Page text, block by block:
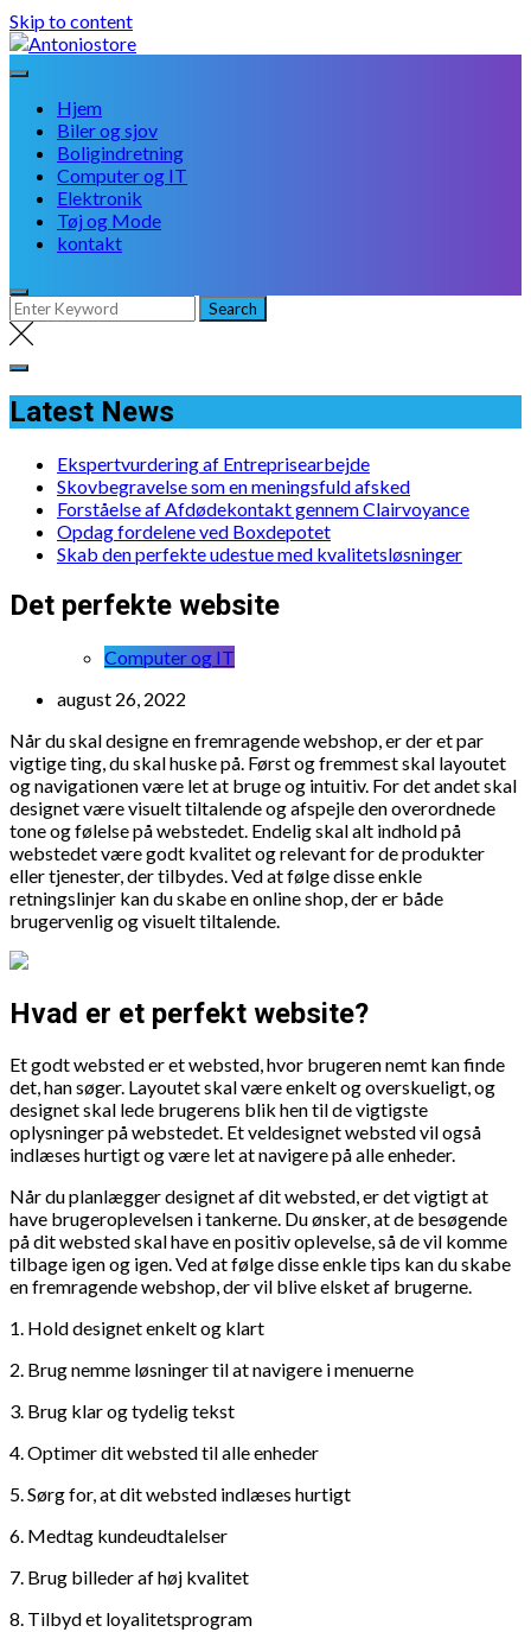
Skip to content
Hjem
Biler og sjov
Boligindretning
Computer og IT
Elektronik
Tøj og Mode
kontakt
Latest News
Ekspertvurdering af Entreprisearbejde
Skovbegravelse som en meningsfuld afsked
Forståelse af Afdødekontakt gennem Clairvoyance
Opdag fordelene ved Boxdepotet
Skab den perfekte udestue med kvalitetsløsninger
Det perfekte website
Computer og IT
august 26, 2022
Når du skal designe en fremragende webshop, er der et par
vigtige ting, du skal huske på. Først og fremmest skal layoutet
og navigationen være let at bruge og intuitiv. For det andet skal
designet være visuelt tiltalende og afspejle den overordnede
tone og følelse på webstedet. Endelig skal alt indhold på
webstedet være godt kvalitet og relevant for de produkter
eller tjenester, der tilbydes. Ved at følge disse enkle
retningslinjer kan du skabe en online shop, der er både
brugervenlig og visuelt tiltalende.
Hvad er et perfekt website?
Et godt websted er et websted, hvor brugeren nemt kan finde
det, han søger. Layoutet skal være enkelt og overskueligt, og
designet skal lede brugerens blik hen til de vigtigste
oplysninger på webstedet. Et veldesignet websted vil også
indlæses hurtigt og være let at navigere på alle enheder.
Når du planlægger designet af dit websted, er det vigtigt at
have brugeroplevelsen i tankerne. Du ønsker, at de besøgende
på dit websted skal have en positiv oplevelse, så de vil komme
tilbage igen og igen. Ved at følge disse enkle tips kan du skabe
en fremragende webshop, der vil blive elsket af brugerne.
1. Hold designet enkelt og klart
2. Brug nemme løsninger til at navigere i menuerne
3. Brug klar og tydelig tekst
4. Optimer dit websted til alle enheder
5. Sørg for, at dit websted indlæses hurtigt
6. Medtag kundeudtalelser
7. Brug billeder af høj kvalitet
8. Tilbyd et loyalitetsprogram